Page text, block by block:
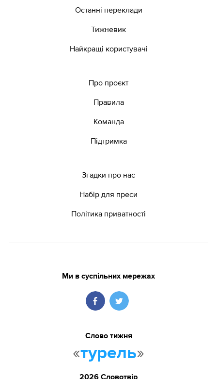
Останні переклади
Тижневик
Найкращі користувачі
Про проєкт
Правила
Команда
Підтримка
Згадки про нас
Набір для преси
Політика приватності
Ми в суспільних мережах
Слово тижня
«турель»
2026 Словотвір